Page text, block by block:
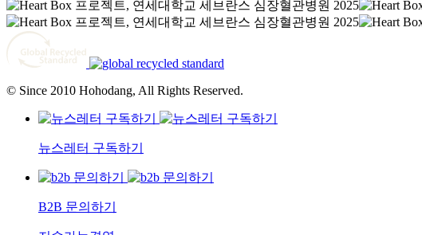
© Since 2010 Hohodang, All Rights Reserved.
뉴스레터 구독하기
B2B 문의하기